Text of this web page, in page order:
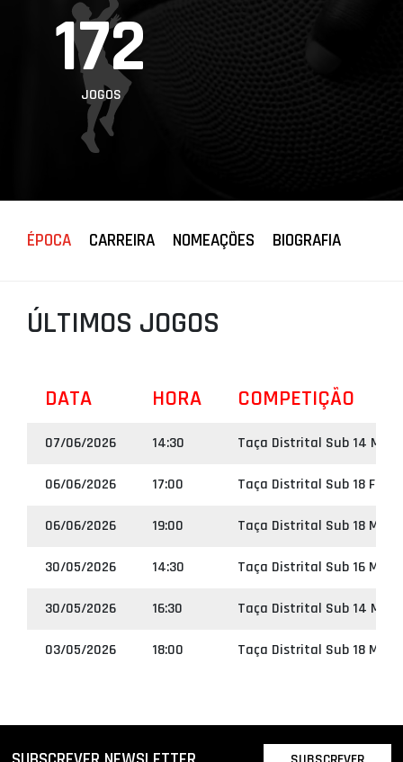
LIGA BETCLIC
MASCULINA
LIGA BETCLIC
FEMININA
172
JOGOS
ÉPOCA CARREIRA NOMEAÇÕES BIOGRAFIA
ÚLTIMOS JOGOS
DATA HORA COMPETIÇÃO
07/06/2026 14:30 Taça Distrital Sub 14
06/06/2026 17:00 Taça Distrital Sub 18
06/06/2026 19:00 Taça Distrital Sub 18
30/05/2026 14:30 Taça Distrital Sub 16
30/05/2026 16:30 Taça Distrital Sub 14
03/05/2026 18:00 Taça Distrital Sub 18